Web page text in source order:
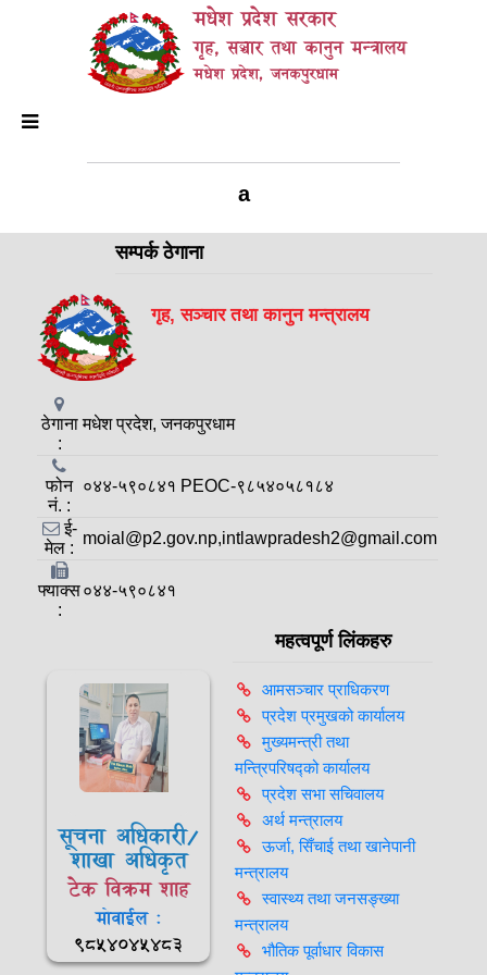
मधेश प्रदेश सरकार
गृह, सञ्चार तथा कानुन मन्त्रालय
मधेश प्रदेश, जनकपुरधाम
a
सम्पर्क ठेगाना
गृह, सञ्चार तथा कानुन मन्त्रालय
ठेगाना
:
मधेश प्रदेश, जनकपुरधाम
फोन
नं. :
०४४-५९०८४१ PEOC-९८५४०५८१८४
ई-
मेल :
moial@p2.gov.np,intlawpradesh2@gmail.com
फ्याक्स
:
०४४-५९०८४१
सूचना अधिकारी/
शाखा अधिकृत
टेक विक्रम शाह
मोवाईल :
९८५४०४५४८३
महत्वपूर्ण लिंकहरु
आमसञ्‍चार प्राधिकरण
प्रदेश प्रमुखको कार्यालय
मुख्यमन्त्री तथा
मन्त्रिपरिषद्को कार्यालय
प्रदेश सभा सचिवालय
अर्थ मन्त्रालय
ऊर्जा, सिँचाई तथा खानेपानी
मन्त्रालय
स्वास्थ्य तथा जनसङ्ख्या
मन्त्रालय
भौतिक पूर्वाधार विकास